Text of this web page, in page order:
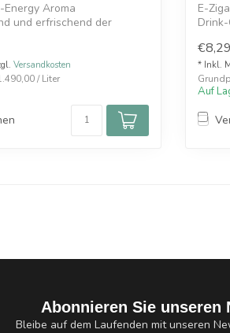
Energy Aroma
und erfrischend der
Versandkosten
/ Liter
E-
€8,29
* Inkl.
Auf
Abonnieren Sie unseren
Bleibe auf dem Laufenden mit unseren